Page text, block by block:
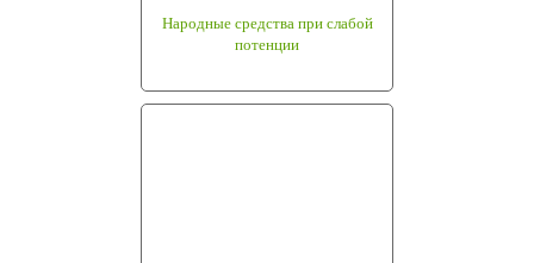
Народные средства при слабой
потенции